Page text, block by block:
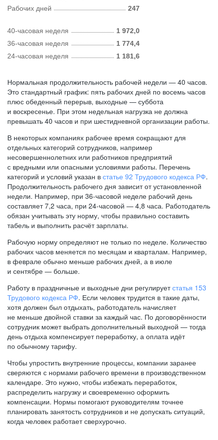
Рабочих дней 247
40-часовая неделя
1 972,0
36-часовая неделя
1 774,4
24-часовая неделя
1 181,6
Нормальная продолжительность рабочей недели — 40 часов.
Это стандартный график: пять рабочих дней по восемь часов
плюс обеденный перерыв, выходные — суббота
и воскресенье. При этом недельная нагрузка не должна
превышать 40 часов и при шестидневной организации работы.
В некоторых компаниях рабочее время сокращают для
отдельных категорий сотрудников, например
несовершеннолетних или работников предприятий
с вредными или опасными условиями работы. Перечень
категорий и условий указан в статье 92 Трудового кодекса РФ.
Продолжительность рабочего дня зависит от установленной
недели. Например, при 36-часовой неделе рабочий день
составляет 7,2 часа, при 24-часовой — 4,8 часа. Работодатель
обязан учитывать эту норму, чтобы правильно составить
табель и выполнить расчёт зарплаты.
Рабочую норму определяют не только по неделе. Количество
рабочих часов меняется по месяцам и кварталам. Например,
в феврале обычно меньше рабочих дней, а в июле
и сентябре — больше.
Работу в праздничные и выходные дни регулируетстатья 153
Трудового кодекса РФ. Если человек трудится в такие даты,
хотя должен был отдыхать, работодатель начисляет
не меньше двойной ставки за каждый час. По договорённости
сотрудник может выбрать дополнительный выходной — тогда
день отдыха компенсирует переработку, а оплата идёт
по обычному тарифу.
Чтобы упростить внутренние процессы, компании заранее
сверяются с нормами рабочего времени в производственном
календаре. Это нужно, чтобы избежать переработок,
распределить нагрузку и своевременно оформить
компенсации. Нормы помогают руководителям точнее
планировать занятость сотрудников и не допускать ситуаций,
когда человек работает сверхурочно.